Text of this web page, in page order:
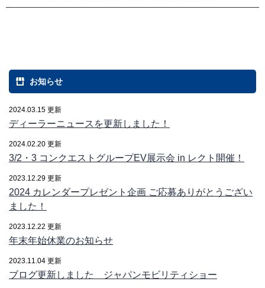
お知らせ
2024.03.15 更新
ディーラーニュースを更新しました！
2024.02.20 更新
3/2・3 コンクエストグループEV展示会 in レクト開催！
2023.12.29 更新
2024 カレンダープレゼント企画 ご応募ありがとうござい
ました！
2023.12.22 更新
年末年始休業のお知らせ
2023.11.04 更新
ブログ更新しました ジャパンモビリティショー